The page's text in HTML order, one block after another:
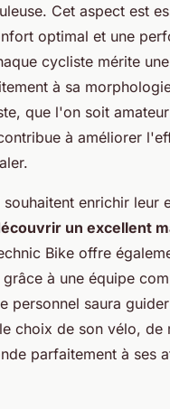
Cet aspect est
optimal et une
cycliste mérite
à sa
que l'on soit
à améliorer
enrichir leur
un excellent
Bike offre
grâce à une équipe
personnel saura
choix de son vélo, de
parfaitement à ses